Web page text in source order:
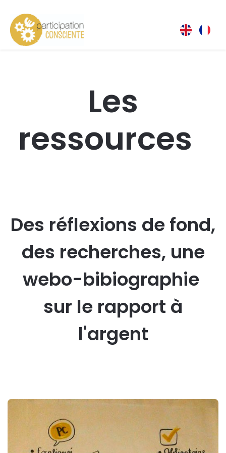
Les
ressources
Des réflexions de fond,
des recherches, une
webo-bibiographie
sur le rapport à
l'argent